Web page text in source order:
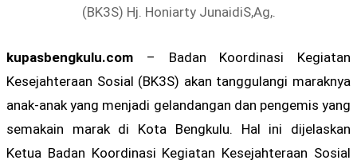
(BK3S) Hj. Honiarty JunaidiS,Ag,.
kupasbengkulu.com – Badan Koordinasi Kegiatan
Kesejahteraan Sosial (BK3S) akan tanggulangi maraknya
anak-anak yang menjadi gelandangan dan pengemis yang
semakain marak di Kota Bengkulu. Hal ini dijelaskan
Ketua Badan Koordinasi Kegiatan Kesejahteraan Sosial